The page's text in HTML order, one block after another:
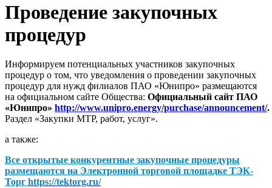
Проведение закупочных
процедур
Информируем потенциальных участников закупочных
процедур о том, что уведомления о проведении закупочных
процедур для нужд филиалов ПАО «Юнипро» размещаются
на официальном сайте Общества: Официальный сайт ПАО
«Юнипро» http://www.unipro.energy/purchase/announcement/.
Раздел «Закупки МТР, работ, услуг».
а также:
Все открытые конкурентные закупочные процедуры
размещаются на Электронной торговой площадке ТЭК-
Торг https://tektorg.ru/